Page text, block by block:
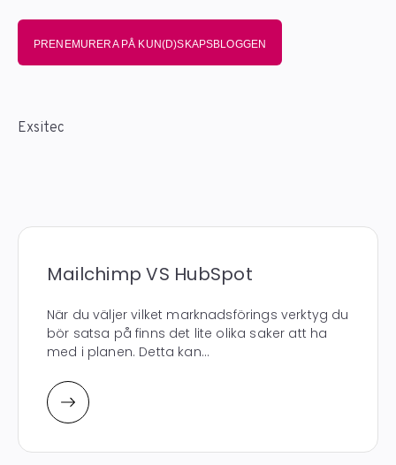
PRENEMURERA PÅ KUN(D)SKAPSBLOGGEN
Exsitec
Mailchimp VS HubSpot
När du väljer vilket marknadsförings verktyg du
bör satsa på finns det lite olika saker att ha
med i planen. Detta kan...